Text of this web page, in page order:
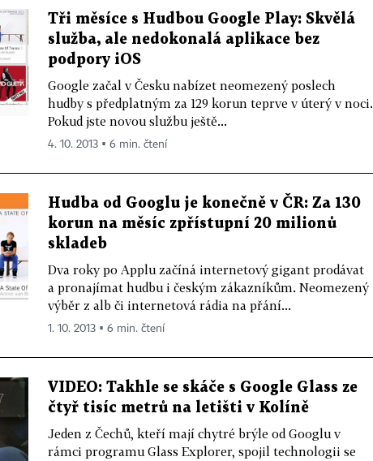
Tři měsíce s Hudbou Google Play: Skvělá
služba, ale nedokonalá aplikace bez
podpory iOS
Google začal v Česku nabízet neomezený poslech
hudby s předplatným za 129 korun teprve v úterý v noci.
Pokud jste novou službu ještě...
4. 10. 2013 ▪ 6 min. čtení
Hudba od Googlu je konečně v ČR: Za 130
korun na měsíc zpřístupní 20 milionů
skladeb
Dva roky po Applu začíná internetový gigant prodávat
a pronajímat hudbu i českým zákazníkům. Neomezený
výběr z alb či internetová rádia na přání...
1. 10. 2013 ▪ 6 min. čtení
VIDEO: Takhle se skáče s Google Glass ze
čtyř tisíc metrů na letišti v Kolíně
Jeden z Čechů, kteří mají chytré brýle od Googlu v
rámci programu Glass Explorer, spojil technologii se